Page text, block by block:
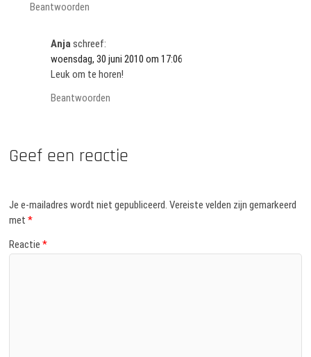
Beantwoorden
Anjaschreef:
woensdag, 30 juni 2010 om 17:06
Leuk om te horen!
Beantwoorden
Geef een reactie
Je e-mailadres wordt niet gepubliceerd. Vereiste velden zijn gemarkeerd
met*
Reactie*